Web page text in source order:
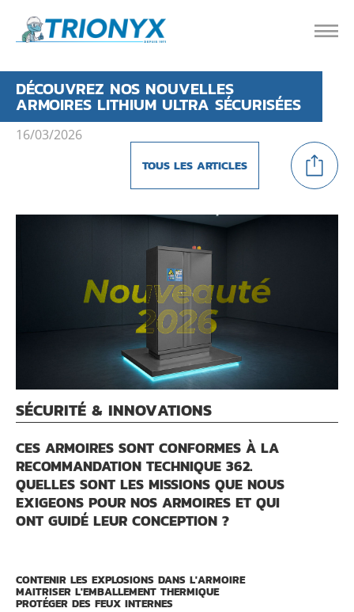
DÉCOUVREZ NOS NOUVELLES
ARMOIRES LITHIUM ULTRA SÉCURISÉES
16/03/2026
TOUS LES ARTICLES
SÉCURITÉ & INNOVATIONS
CES ARMOIRES SONT CONFORMES À LA
RECOMMANDATION TECHNIQUE 362.
QUELLES SONT LES MISSIONS QUE NOUS
EXIGEONS POUR NOS ARMOIRES ET QUI
ONT GUIDÉ LEUR CONCEPTION ?
CONTENIR LES EXPLOSIONS DANS L'ARMOIRE
MAITRISER L'EMBALLEMENT THERMIQUE
PROTÉGER DES FEUX INTERNES